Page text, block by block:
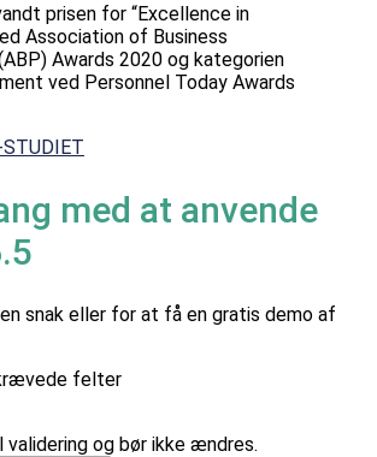
prisen for “Excellence in
Association of Business
Awards 2020 og kategorien
ved Personnel Today Awards
STUDIET
med at anvende
snak eller for at få en gratis demo af
felter
og bør ikke ændres.